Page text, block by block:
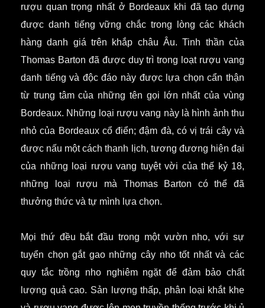
rượu quan trọng nhất ở Bordeaux khi đã tạo dựng
được danh tiếng vững chắc trong lòng các khách
hàng danh giá trên khắp châu Âu. Tinh thần của
Thomas Barton đã được duy trì trong loạt rượu vang
danh tiếng và độc đáo này được lựa chọn cẩn thận
từ trung tâm của những tên gọi lớn nhất của vùng
Bordeaux. Những loại rượu vang này là hình ảnh thu
nhỏ của Bordeaux cổ điển; đậm đà, có vị trái cây và
được nấu một cách thanh lịch, tương đương hiện đại
của những loại rượu vang tuyệt vời của thế kỷ 18,
những loại rượu mà Thomas Barton có thể đã
thưởng thức và tự mình lựa chọn.
Mọi thứ đều bắt đầu trong một vườn nho, với sự
tuyển chọn gắt gao những cây nho tốt nhất và các
quy tắc trồng nho nghiêm ngặt để đảm bảo chất
lượng quả cao. Sản lượng thấp, phân loại khắt khe